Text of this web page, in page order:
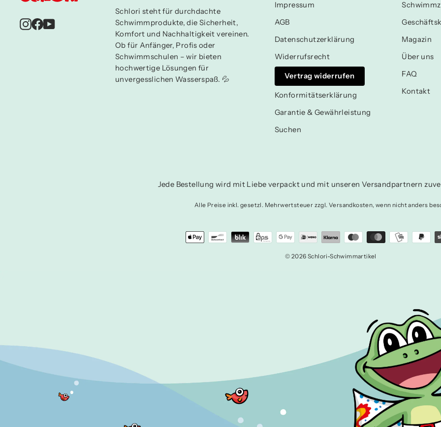
Instagram
Facebook
YouTube
Schlori steht für durchdachte
Schwimmprodukte, die Sicherheit,
Komfort und Nachhaltigkeit vereinen.
Ob für Anfänger, Profis oder
Schwimmschulen – wir bieten
hochwertige Lösungen für
unvergesslichen Wasserspaß. 💦
Impressum
AGB
Datenschutzerklärung
Widerrufsrecht
Vertrag widerrufen
Konformitätserklärung
Garantie & Gewährleistung
Suchen
Magazin
Über uns
FAQ
Kontakt
Jede Bestellung wird mit Liebe verpackt und mit unseren Versandpartnern
Alle Preise inkl. gesetzl. Mehrwertsteuer zzgl. Versandkosten, wenn nicht anders
© 2026 Schlori-Schwimmartikel